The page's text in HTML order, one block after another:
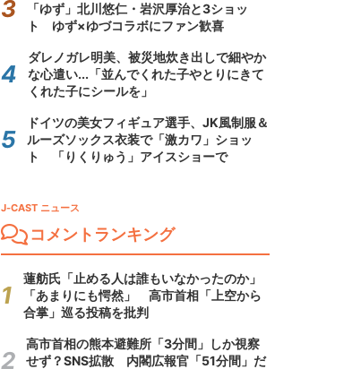
「ゆず」北川悠仁・岩沢厚治と3ショッ
ト ゆず×ゆづコラボにファン歓喜
ダレノガレ明美、被災地炊き出しで細やか
な心遣い...「並んでくれた子やとりにきて
くれた子にシールを」
ドイツの美女フィギュア選手、JK風制服＆
ルーズソックス衣装で「激カワ」ショッ
ト 「りくりゅう」アイスショーで
J-CAST ニュース
コメントランキング
蓮舫氏「止める人は誰もいなかったのか」
「あまりにも愕然」 高市首相「上空から
合掌」巡る投稿を批判
高市首相の熊本避難所「3分間」しか視察
せず？SNS拡散 内閣広報官「51分間」だ